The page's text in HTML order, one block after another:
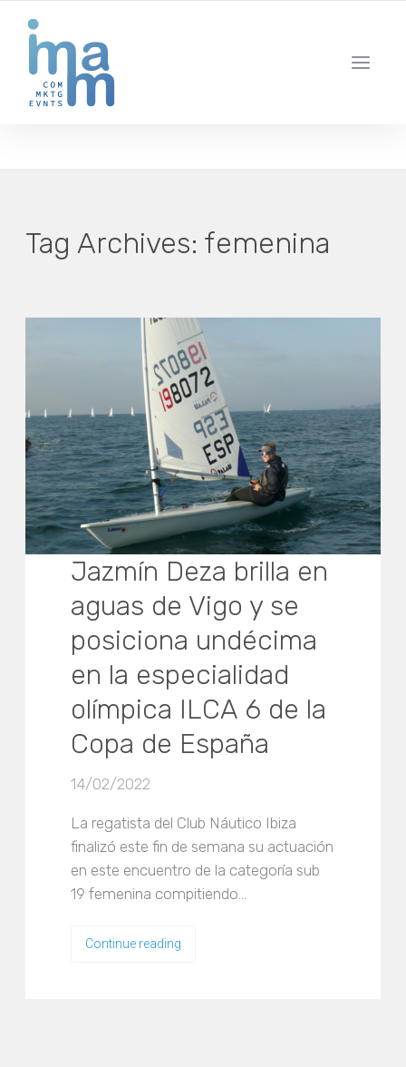
IBIZA · MADRID · BARCELONA
Tag Archives: femenina
Jazmín Deza brilla en
aguas de Vigo y se
posiciona undécima
en la especialidad
olímpica ILCA 6 de la
Copa de España
14/02/2022
La regatista del Club Náutico Ibiza
finalizó este fin de semana su actuación
en este encuentro de la categoría sub
19 femenina compitiendo…
Continue reading